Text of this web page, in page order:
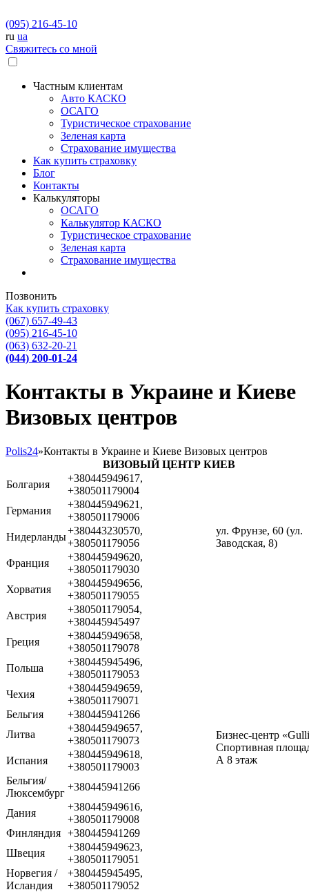
(095) 216-45-10
ru ua
Свяжитесь со мной
Частным клиентам
Авто КАСКО
OСАГО
Туристическое страхование
Зеленая карта
Страхование имущества
Как купить страховку
Блог
Контакты
Калькуляторы
OСАГО
Калькулятор КАСКО
Туристическое страхование
Зеленая карта
Страхование имущества
Позвонить
Как купить страховку
(067) 657-49-43
(095) 216-45-10
(063) 632-20-21
(044) 200-01-24
Контакты в Украине и Киеве
Визовых центров
Polis24»Контакты в Украине и Киеве Визовых центров
ВИЗОВЫЙ ЦЕНТР КИЕВ
Болгария
+380445949617,
+380501179004
ул. Фрунзе, 60 (ул.
Заводская, 8)
Германия
+380445949621,
+380501179006
Нидерланды
+380443230570,
+380501179056
Франция
+380445949620,
+380501179030
Хорватия
+380445949656,
+380501179055
Австрия
+380501179054,
+380445945497
Бизнес-центр
Спортивная
А 8 этаж
Греция
+380445949658,
+380501179078
Польша
+380445945496,
+380501179053
Чехия
+380445949659,
+380501179071
Бельгия
+380445941266
Литва
+380445949657,
+380501179073
Испания
+380445949618,
+380501179003
Бельгия/
Люксембург
+380445941266
Дания
+380445949616,
+380501179008
Финляндия +380445941269
Швеция
+380445949623,
+380501179051
Норвегия /
Исландия
+380445945495,
+380501179052